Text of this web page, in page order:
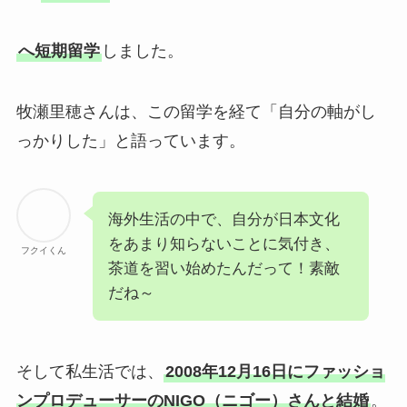
へ短期留学しました。
牧瀬里穂さんは、この留学を経て「自分の軸がし
っかりした」と語っています。
フクイくん
海外生活の中で、自分が日本文化
をあまり知らないことに気付き、
茶道を習い始めたんだって！素敵
だね～
そして私生活では、 2008年12月16日にファッショ
ンプロデューサーのNIGO（ニゴー）さんと結婚。